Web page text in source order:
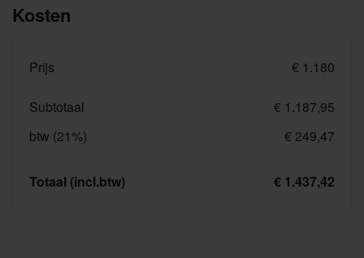
Kosten
Prijs € 1.180
Subtotaal
€ 1.187,95
btw (21%)
€ 249,47
Totaal (incl.btw) € 1.437,42